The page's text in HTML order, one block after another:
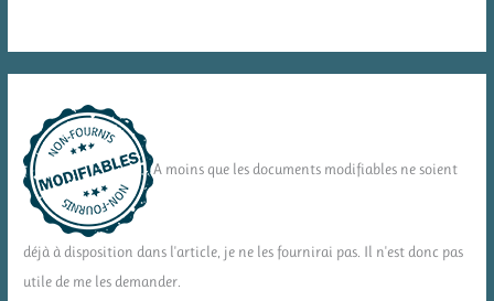
A moins que les documents modifiables ne soient
déjà à disposition dans l'article, je ne les fournirai pas. Il n'est donc pas
utile de me les demander.